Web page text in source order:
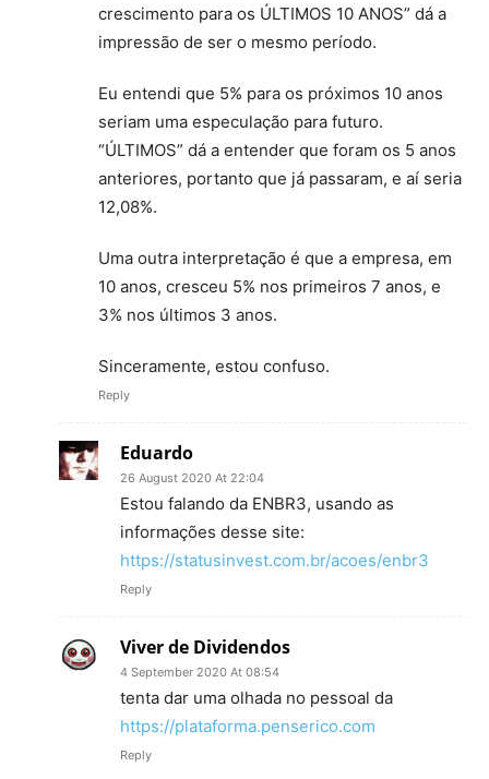
crescimento para os ÚLTIMOS 10 ANOS” dá a
impressão de ser o mesmo período.
Eu entendi que 5% para os próximos 10 anos
seriam uma especulação para futuro.
“ÚLTIMOS” dá a entender que foram os 5 anos
anteriores, portanto que já passaram, e aí seria
12,08%.
Uma outra interpretação é que a empresa, em
10 anos, cresceu 5% nos primeiros 7 anos, e
3% nos últimos 3 anos.
Sinceramente, estou confuso.
Reply
Eduardo
26 August 2020 At 22:04
Estou falando da ENBR3, usando as
informações desse site:
https://statusinvest.com.br/acoes/enbr3
Reply
Viver de Dividendos
4 September 2020 At 08:54
tenta dar uma olhada no pessoal da
https://plataforma.penserico.com
Reply